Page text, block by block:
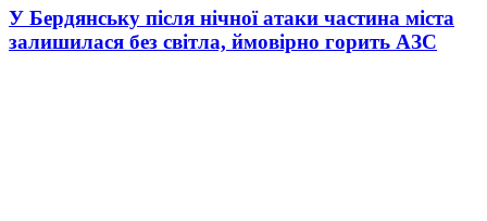
У Бердянську після нічної атаки частина міста
залишилася без світла, ймовірно горить АЗС